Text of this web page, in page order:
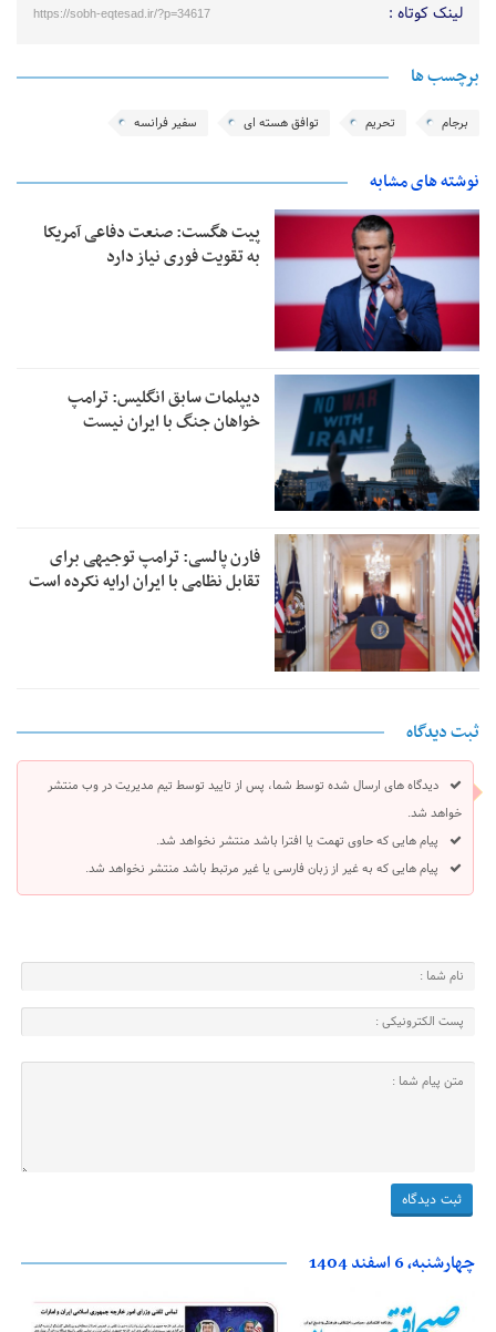
لینک کوتاه : https://sobh-eqtesad.ir/?p=34617
برچسب ها
برجام تحریم توافق هسته ای سفیر فرانسه
نوشته های مشابه
پیت هگست: صنعت دفاعی آمریکا
به تقویت فوری نیاز دارد
دیپلمات سابق انگلیس:‌ ترامپ
خواهان جنگ با ایران نیست
فارن پالسی: ترامپ توجیهی برای
تقابل نظامی با ایران ارایه نکرده است
ثبت دیدگاه
دیدگاه های ارسال شده توسط شما، پس از تایید توسط تیم مدیریت در وب منتشر
خواهد شد.
پیام هایی که حاوی تهمت یا افترا باشد منتشر نخواهد شد.
پیام هایی که به غیر از زبان فارسی یا غیر مرتبط باشد منتشر نخواهد شد.
چهارشنبه، 6 اسفند 1404